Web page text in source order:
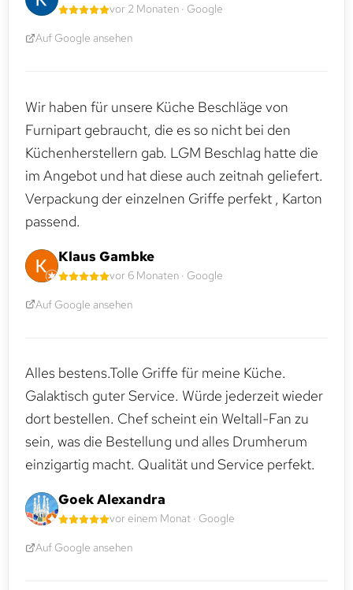
vor 2 Monaten · Google
Auf Google ansehen
Wir haben für unsere Küche Beschläge von
Furnipart gebraucht, die es so nicht bei den
Küchenherstellern gab. LGM Beschlag hatte die
im Angebot und hat diese auch zeitnah geliefert.
Verpackung der einzelnen Griffe perfekt , Karton
passend.
Klaus Gambke
vor 6 Monaten · Google
Auf Google ansehen
Alles bestens.Tolle Griffe für meine Küche.
Galaktisch guter Service. Würde jederzeit wieder
dort bestellen. Chef scheint ein Weltall-Fan zu
sein, was die Bestellung und alles Drumherum
einzigartig macht. Qualität und Service perfekt.
Goek Alexandra
vor einem Monat · Google
Auf Google ansehen